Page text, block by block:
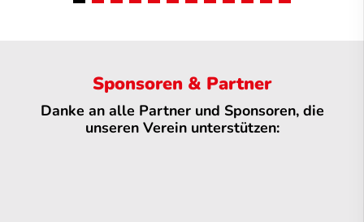
Sponsoren & Partner
Danke an alle Partner und Sponsoren, die
unseren Verein unterstützen: